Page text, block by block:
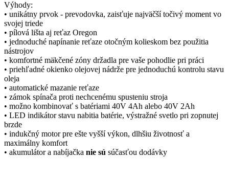
Výhody:
• unikátny prvok - prevodovka, zaisťuje najväčší točivý moment vo
svojej triede
• pílová lišta aj reťaz Oregon
• jednoduché napínanie reťaze otočným kolieskom bez použitia
nástrojov
• komfortné mäkčené zóny držadla pre vaše pohodlie pri práci
• priehľadné okienko olejovej nádrže pre jednoduchú kontrolu stavu
oleja
• automatické mazanie reťaze
• zámok spínača proti nechcenému spusteniu stroja
• možno kombinovať s batériami 40V 4Ah alebo 40V 2Ah
• LED indikátor stavu nabitia batérie, výstražné svetlo pri zopnutej
brzde
• indukčný motor pre ešte vyšší výkon, dlhšiu životnosť a
maximálny komfort
• akumulátor a nabíjačka nie sú súčasťou dodávky